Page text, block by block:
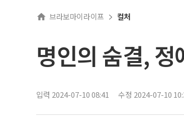
브라보마이라이프 컬처
명인의 숨결,
입력 2024-07-10 08:41 수정 2024-07-10